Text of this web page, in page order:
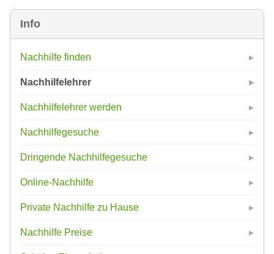
Info
Nachhilfe finden
Nachhilfelehrer
Nachhilfelehrer werden
Nachhilfegesuche
Dringende Nachhilfegesuche
Online-Nachhilfe
Private Nachhilfe zu Hause
Nachhilfe Preise